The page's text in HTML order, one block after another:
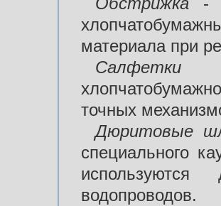
материала при
Салфетки
точных
Дюритовые
специального
водопроводов.